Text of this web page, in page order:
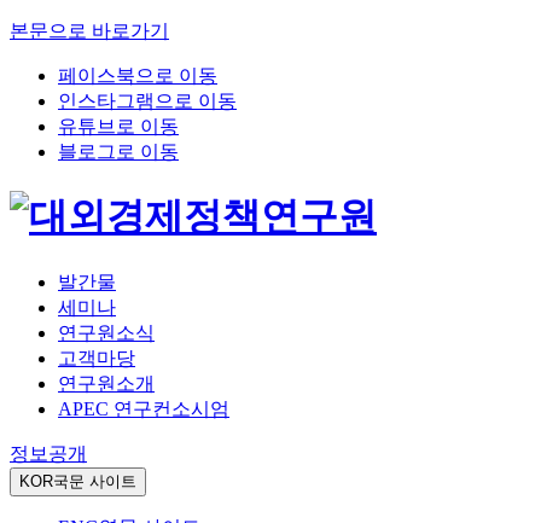
본문으로 바로가기
페이스북으로 이동
인스타그램으로 이동
유튜브로 이동
블로그로 이동
발간물
세미나
연구원소식
고객마당
연구원소개
APEC 연구컨소시엄
정보공개
KOR국문 사이트